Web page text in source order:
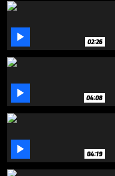
 02:26
 04:08
 04:19